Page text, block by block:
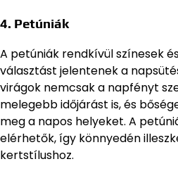
4. Petúniák
A petúniák rendkívül színesek
választást jelentenek a
virágok nemcsak a napfényt
melegebb időjárást is, és
meg a napos helyeket. A
elérhetők, így könnyedén
kertstílushoz.